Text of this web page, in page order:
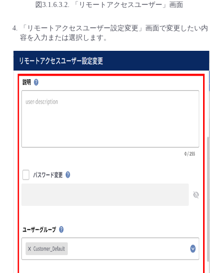
図3.1.6.3.2. 「リモートアクセスユーザー」画面
「リモートアクセスユーザー設定変更」画面で変更したい内
容を入力または選択します。